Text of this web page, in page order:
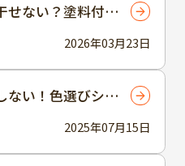
2026年03月23日
せない？塗料付着
2025年07月15日
ない！色選びシミ